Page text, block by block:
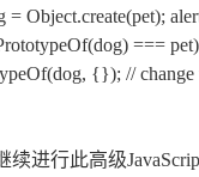
= Object.create(pet);
===
{}); //
续进行此高级